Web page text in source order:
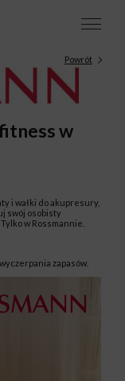
Powrót
w
i wałki do akupresury,
swój osobisty
w Rossmannie.
zapasów.